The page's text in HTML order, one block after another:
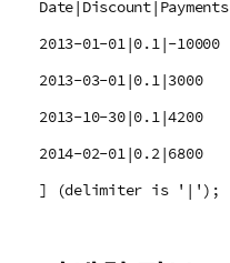
Date|Discount|Payments
2013-01-01|0.1|-10000
2013-03-01|0.1|3000
2013-10-30|0.1|4200
2014-02-01|0.2|6800
] (delimiter is '|');